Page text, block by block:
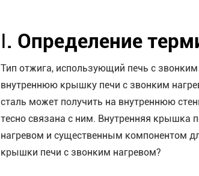
Ⅰ. Определение
Тип отжига, использующий печь с
внутреннюю крышку печи с звонким
сталь может получить на внутреннюю
тесно связана с ним. Внутренняя крышка
нагревом и существенным компонентом
крышки печи с звонким нагревом?